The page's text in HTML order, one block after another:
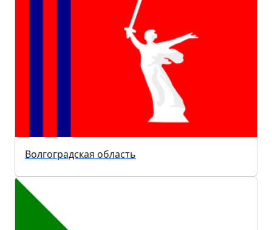
Волгоградская область